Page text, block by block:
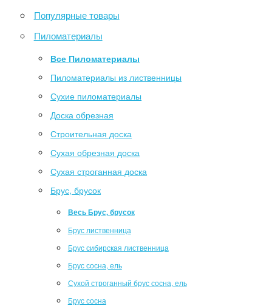
Популярные товары
Пиломатериалы
Все Пиломатериалы
Пиломатериалы из лиственницы
Сухие пиломатериалы
Доска обрезная
Строительная доска
Сухая обрезная доска
Сухая строганная доска
Брус, брусок
Весь Брус, брусок
Брус лиственница
Брус сибирская лиственница
Брус сосна, ель
Сухой строганный брус сосна, ель
Брус сосна